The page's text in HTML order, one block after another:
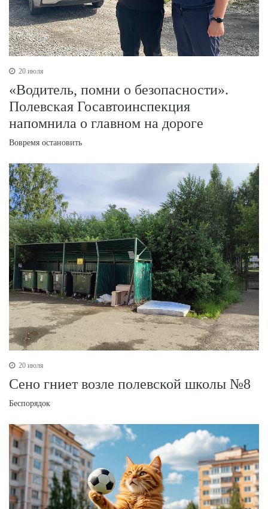
20 июля
«Водитель, помни о безопасности».
Полевская Госавтоинспекция
напомнила о главном на дороге
Вовремя остановить
20 июля
Сено гниет возле полевской школы №8
Беспорядок